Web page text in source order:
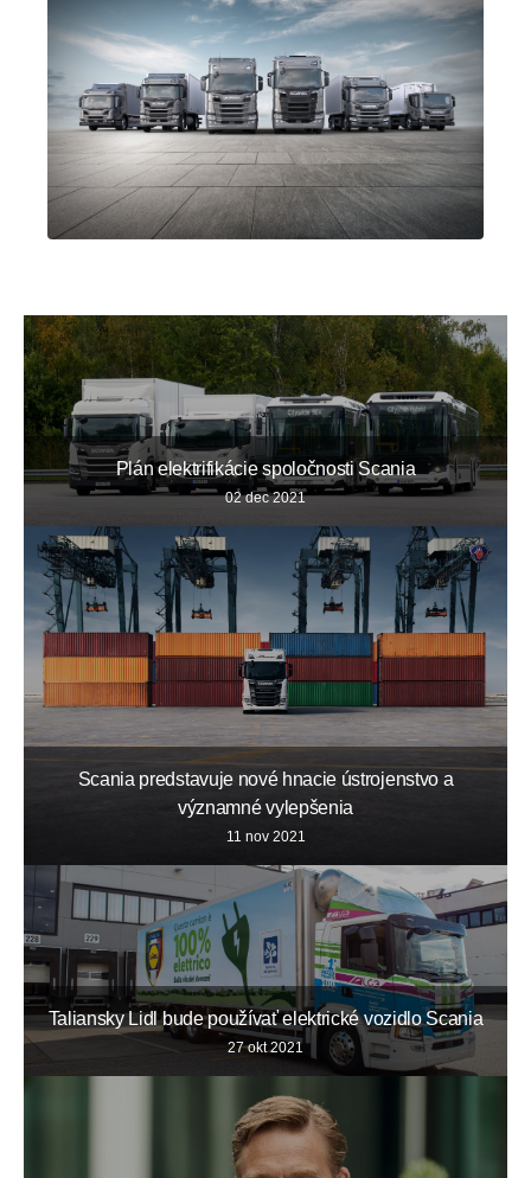
Plán elektrifikácie spoločnosti Scania
02 dec 2021
Scania predstavuje nové hnacie ústrojenstvo a
významné vylepšenia
11 nov 2021
Taliansky Lidl bude používať elektrické vozidlo Scania
27 okt 2021